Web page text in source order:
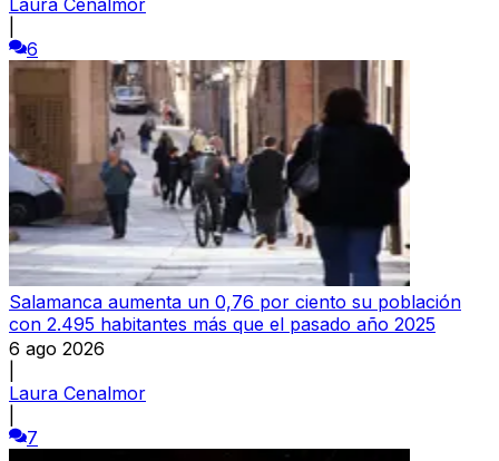
6
Salamanca aumenta un 0,76 por ciento su población
con 2.495 habitantes más que el pasado año 2025
6 ago 2026
Laura Cenalmor
7